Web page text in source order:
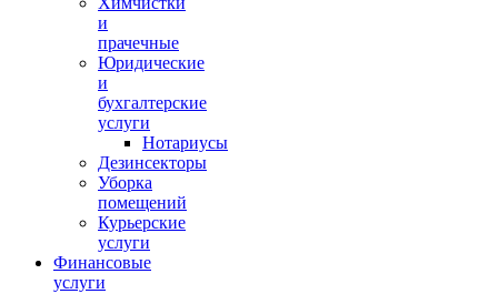
и
прачечные
Юридические
и
бухгалтерские
услуги
Нотариусы
Дезинсекторы
Уборка
помещений
Курьерские
услуги
Финансовые
услуги